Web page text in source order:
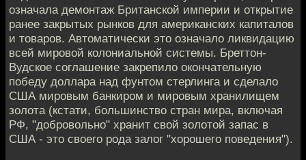
означала демонтаж Британской империи и открытие
ранее закрытых рынков для американских капиталов
и товаров. Автоматически это означало ликвидацию
всей мировой колониальной системы. Бреттон-
Вудское соглашение закрепило окончательную
победу доллара над фунтом стерлинга и сделало
США мировым банкиром и мировым хранилищем
золота (кстати, большинство стран мира, включая
РФ, "добровольно" хранит свой золотой запас в
США - это своего рода залог "хорошего поведения").